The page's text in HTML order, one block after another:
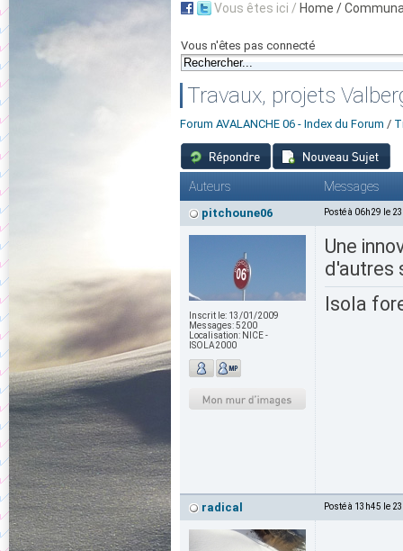
Vous êtes ici / Home /
Vous n'êtes pas connecté
Travaux, projets
Forum AVALANCHE 06 - Index du Forum /
Auteurs Messages
pitchoune06 Posté à 06h29 le
Inscrit le: 13/01/2009
Messages:5200
Localisation: NICE -
ISOLA2000
Une
d'autres
Isola
radical Posté à 13h45 le